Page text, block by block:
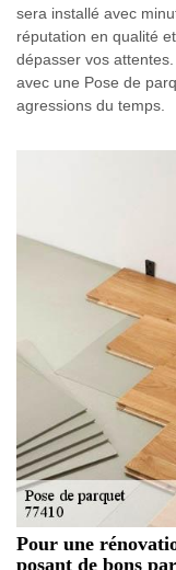
sera installé avec
réputation en qualité
dépasser vos
avec une Pose de
agressions du temps.
Pour une
posant de bons